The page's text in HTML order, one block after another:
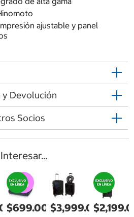
ajustable y panel
y Devolución
Socios
$699.00 $3,999.00